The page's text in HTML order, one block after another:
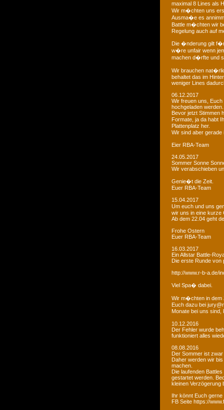
maximal 8 Lines als
Wir m�chten uns
Ausma�e es
Battle m�chten wir
Regelung auch auf
Die �nderung gilt f�r
w�re unfair wenn
machen d�rfte und
Wir brauchen
behaltet das im
weniger Lines
06.12.2017
Wir freuen uns,
hochgeladen werden.
Bevor jetzt Stimmen
Formate, ja da habt
Plattenplatz her.
Wir sind aber
Eier RBA-Team
24.05.2017
Sommer Sonne
Wir verabschieben
Genie�t die Zeit.
Euer RBA-Team
15.04.2017
Um euch und uns
wir uns in eine kurze
Ab dem 22.04 geht
Frohe Ostern
Euer RBA-Team
16.03.2017
Ein Allstar Battle-
Die erste Runde von
http://www.r-b-a.de/
Viel Spa� dabei.
Wir m�chten in dem
Euch dazu bei
Monate bei uns
10.12.2016
Der Fehler wurde
funktioniert alles
08.08.2016
Der Sommer ist
Daher werden wir
machen.
Die laufenden
gestartet werden.
kleinen Verzögerung
Ihr könnt Euch
FB Seite https://